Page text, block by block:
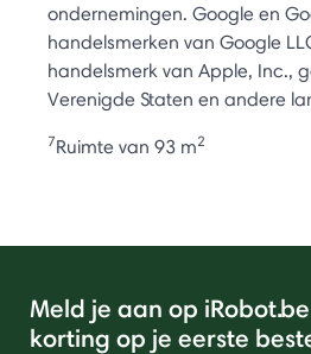
ondernemingen. Google en
handelsmerken van Google
handelsmerk van Apple, Inc.,
Verenigde Staten en andere
7Ruimte van 93 m2
Meld je aan op
korting op je eerste